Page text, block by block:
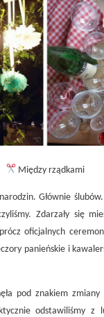
Między rządkami
Głównie
Zdarzały się
oficjalnych
panieńskie i
pod znakiem
odstawiliśmy z